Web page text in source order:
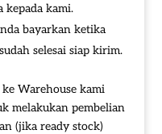
kepada kami.
bayarkan ketika
selesai siap kirim.
Warehouse kami
melakukan pembelian
(jika ready stock)